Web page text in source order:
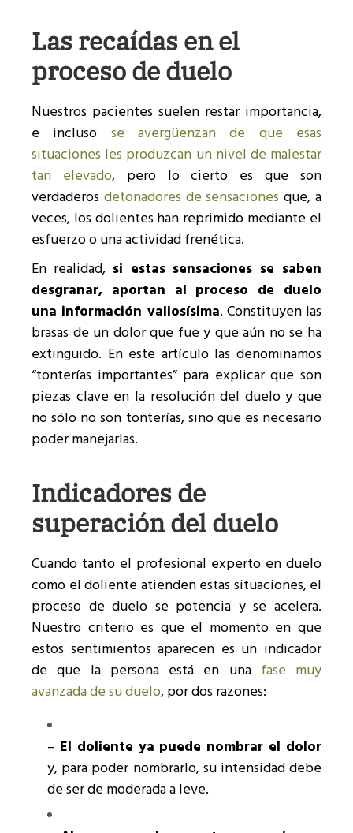
Las recaídas en el
proceso de duelo
Nuestros pacientes suelen restar importancia,
e incluso se avergüenzan de que esas
situaciones les produzcan un nivel de malestar
tan elevado, pero lo cierto es que son
verdaderos detonadores de sensaciones que, a
veces, los dolientes han reprimido mediante el
esfuerzo o una actividad frenética.
En realidad, si estas sensaciones se saben
desgranar, aportan al proceso de duelo
una información valiosísima. Constituyen las
brasas de un dolor que fue y que aún no se ha
extinguido. En este artículo las denominamos
“tonterías importantes” para explicar que son
piezas clave en la resolución del duelo y que
no sólo no son tonterías, sino que es necesario
poder manejarlas.
Indicadores de
superación del duelo
Cuando tanto el profesional experto en duelo
como el doliente atienden estas situaciones, el
proceso de duelo se potencia y se acelera.
Nuestro criterio es que el momento en que
estos sentimientos aparecen es un indicador
de que la persona está en una fase muy
avanzada de su duelo, por dos razones:
– El doliente ya puede nombrar el dolor
y, para poder nombrarlo, su intensidad debe
de ser de moderada a leve.